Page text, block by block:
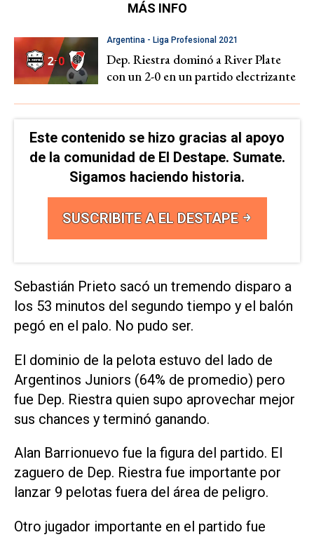
MÁS INFO
Argentina - Liga Profesional 2021
Dep. Riestra dominó a River Plate
con un 2-0 en un partido electrizante
Este contenido se hizo gracias al apoyo
de la comunidad de El Destape. Sumate.
Sigamos haciendo historia.
SUSCRIBITE A EL DESTAPE
Sebastián Prieto sacó un tremendo disparo a
los 53 minutos del segundo tiempo y el balón
pegó en el palo. No pudo ser.
El dominio de la pelota estuvo del lado de
Argentinos Juniors (64% de promedio) pero
fue Dep. Riestra quien supo aprovechar mejor
sus chances y terminó ganando.
Alan Barrionuevo fue la figura del partido. El
zaguero de Dep. Riestra fue importante por
lanzar 9 pelotas fuera del área de peligro.
Otro jugador importante en el partido fue